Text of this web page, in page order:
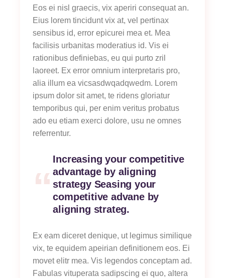
Eos ei nisl graecis, vix aperiri consequat an.
Eius lorem tincidunt vix at, vel pertinax
sensibus id, error epicurei mea et. Mea
facilisis urbanitas moderatius id. Vis ei
rationibus definiebas, eu qui purto zril
laoreet. Ex error omnium interpretaris pro,
alia illum ea vicsasdwqadqwedm. Lorem
ipsum dolor sit amet, te ridens gloriatur
temporibus qui, per enim veritus probatus
ado eu etiam exerci dolore, usu ne omnes
referrentur.
Increasing your competitive
advantage by aligning
strategy Seasing your
competitive advane by
aligning strateg.
Ex eam diceret denique, ut legimus similique
vix, te equidem apeirian definitionem eos. Ei
movet elitr mea. Vis legendos conceptam ad.
Fabulas vituperata sadipscing ei quo, altera